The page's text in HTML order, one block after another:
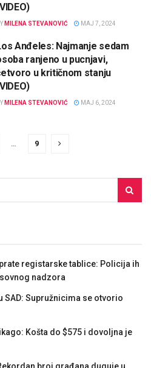
MILENA STEVANOVIĆ MAJ 7, 2024
Anđeles: Najmanje sedam
ranjeno u pucnjavi,
u kritičnom stanju
MILENA STEVANOVIĆ MAJ 6, 2024
9
registarske tablice: Policija ih
nadzora
SAD: Supružnicima se otvorio
Košta do $575 i dovoljna je
broj građana duguje u